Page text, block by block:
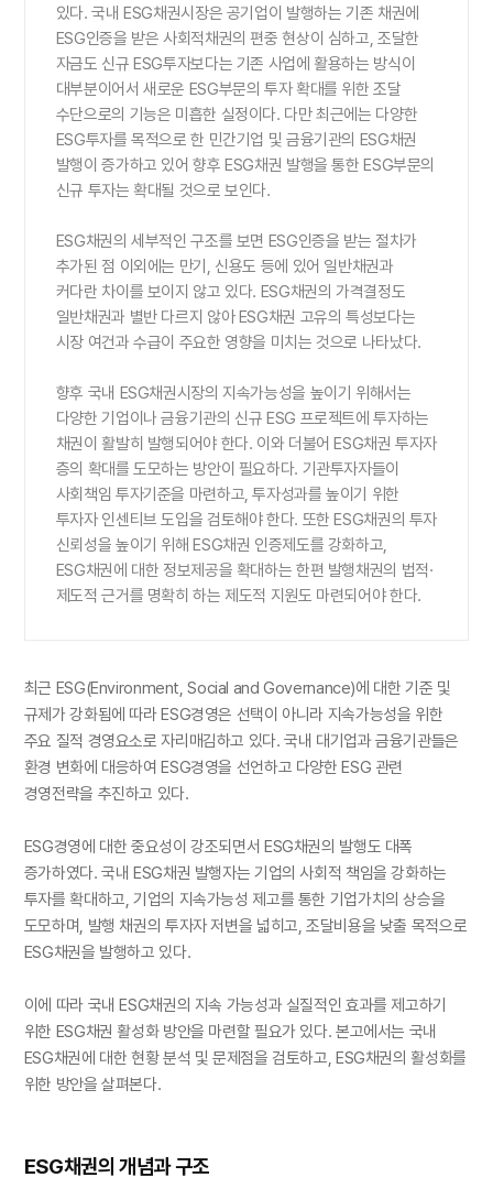
있다. 국내 ESG채권시장은 공기업이 발행하는 기존 채권에
ESG인증을 받은 사회적채권의 편중 현상이 심하고, 조달한
자금도 신규 ESG투자보다는 기존 사업에 활용하는 방식이
대부분이어서 새로운 ESG부문의 투자 확대를 위한 조달
수단으로의 기능은 미흡한 실정이다. 다만 최근에는 다양한
ESG투자를 목적으로 한 민간기업 및 금융기관의 ESG채권
발행이 증가하고 있어 향후 ESG채권 발행을 통한 ESG부문의
신규 투자는 확대될 것으로 보인다.
ESG채권의 세부적인 구조를 보면 ESG인증을 받는 절차가
추가된 점 이외에는 만기, 신용도 등에 있어 일반채권과
커다란 차이를 보이지 않고 있다. ESG채권의 가격결정도
일반채권과 별반 다르지 않아 ESG채권 고유의 특성보다는
시장 여건과 수급이 주요한 영향을 미치는 것으로 나타났다.
향후 국내 ESG채권시장의 지속가능성을 높이기 위해서는
다양한 기업이나 금융기관의 신규 ESG 프로젝트에 투자하는
채권이 활발히 발행되어야 한다. 이와 더불어 ESG채권 투자자
층의 확대를 도모하는 방안이 필요하다. 기관투자자들이
사회책임 투자기준을 마련하고, 투자성과를 높이기 위한
투자자 인센티브 도입을 검토해야 한다. 또한 ESG채권의 투자
신뢰성을 높이기 위해 ESG채권 인증제도를 강화하고,
ESG채권에 대한 정보제공을 확대하는 한편 발행채권의 법적·
제도적 근거를 명확히 하는 제도적 지원도 마련되어야 한다.
최근 ESG(Environment, Social and Governance)에 대한 기준 및
규제가 강화됨에 따라 ESG경영은 선택이 아니라 지속가능성을 위한
주요 질적 경영요소로 자리매김하고 있다. 국내 대기업과 금융기관들은
환경 변화에 대응하여 ESG경영을 선언하고 다양한 ESG 관련
경영전략을 추진하고 있다.
ESG경영에 대한 중요성이 강조되면서 ESG채권의 발행도 대폭
증가하였다. 국내 ESG채권 발행자는 기업의 사회적 책임을 강화하는
투자를 확대하고, 기업의 지속가능성 제고를 통한 기업가치의 상승을
도모하며, 발행 채권의 투자자 저변을 넓히고, 조달비용을 낮출 목적으로
ESG채권을 발행하고 있다.
이에 따라 국내 ESG채권의 지속 가능성과 실질적인 효과를 제고하기
위한 ESG채권 활성화 방안을 마련할 필요가 있다. 본고에서는 국내
ESG채권에 대한 현황 분석 및 문제점을 검토하고, ESG채권의 활성화를
위한 방안을 살펴본다.
ESG채권의 개념과 구조